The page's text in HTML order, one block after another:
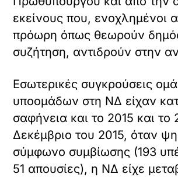
εκείνους που, ενοχλημένοι
πρόωρη όπως θεωρούν
συζήτηση, αντιδρούν στην
Εσωτερικές συγκρούσεις
υποομάδων στη ΝΔ είχαν
σαφήνεια και το 2015 και το
Δεκέμβριο του 2015, όταν
σύμφωνο συμβίωσης (193
51 απουσίες), η ΝΔ είχε